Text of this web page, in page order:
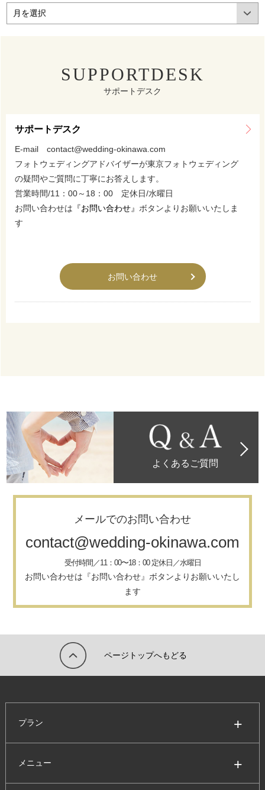
SUPPORTDESK
サポートデスク
サポートデスク
E-mail contact@wedding-okinawa.com
フォトウェディングアドバイザーが東京フォトウェディング
の疑問やご質問に丁寧にお答えします。
営業時間/11：00～18：00 定休日/水曜日
お問い合わせは 『お問い合わせ』 ボタンよりお願いいたしま
す
お問い合わせ
よくあるご質問
メールでのお問い合わせ
contact@wedding-okinawa.com
受付時間／11：00〜18：00 定休日／水曜日
お問い合わせは『お問い合わせ』ボタンよりお願いいたし
ます
ページトップへもどる
プラン
メニュー